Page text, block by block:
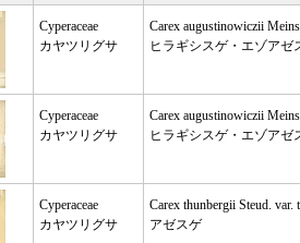
Cyperaceae
カヤツリグサ
Carex augustinowiczii
ヒラギシスゲ・エゾアゼ
Cyperaceae
カヤツリグサ
Carex augustinowiczii
ヒラギシスゲ・エゾアゼ
Cyperaceae
カヤツリグサ
Carex thunbergii Steud. var.
アゼスゲ